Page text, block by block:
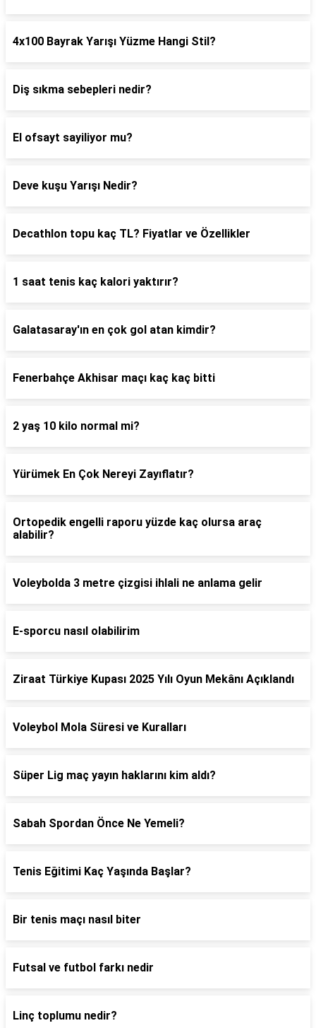
4x100 Bayrak Yarışı Yüzme Hangi Stil?
Diş sıkma sebepleri nedir?
El ofsayt sayiliyor mu?
Deve kuşu Yarışı Nedir?
Decathlon topu kaç TL? Fiyatlar ve Özellikler
1 saat tenis kaç kalori yaktırır?
Galatasaray'ın en çok gol atan kimdir?
Fenerbahçe Akhisar maçı kaç kaç bitti
2 yaş 10 kilo normal mi?
Yürümek En Çok Nereyi Zayıflatır?
Ortopedik engelli raporu yüzde kaç olursa araç
alabilir?
Voleybolda 3 metre çizgisi ihlali ne anlama gelir
E-sporcu nasıl olabilirim
Ziraat Türkiye Kupası 2025 Yılı Oyun Mekânı Açıklandı
Voleybol Mola Süresi ve Kuralları
Süper Lig maç yayın haklarını kim aldı?
Sabah Spordan Önce Ne Yemeli?
Tenis Eğitimi Kaç Yaşında Başlar?
Bir tenis maçı nasıl biter
Futsal ve futbol farkı nedir
Linç toplumu nedir?